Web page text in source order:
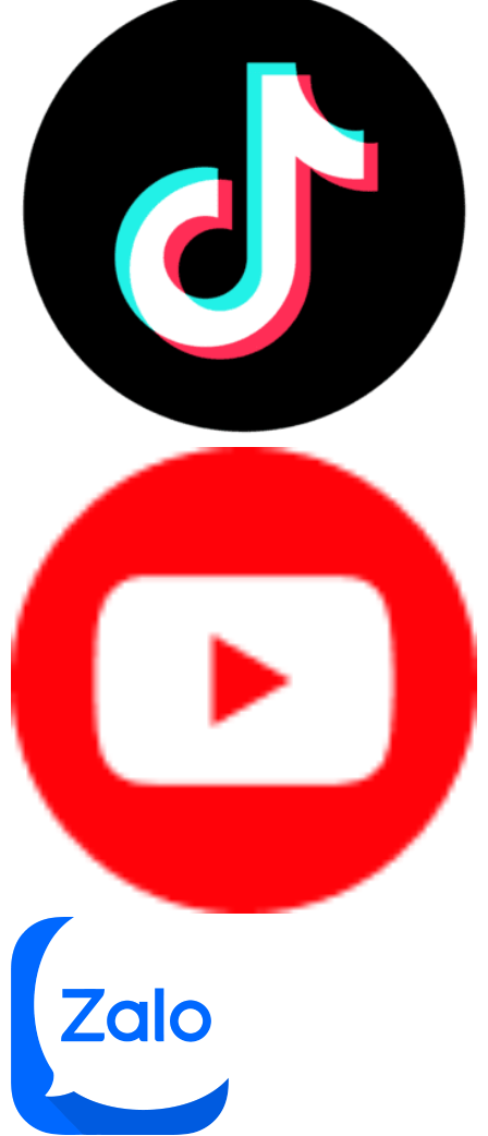
Cổng kết nối đầy đủ và đa dạng
Laptop HP ProBook 440 G11 được trang bị đầy đủ các cổng kết nối
đa dạng như sau: 2 USB Type-C® 20Gbps signaling rate (USB Power
Delivery, DisplayPort™ 1.4, HP Sleep and Charge); 2 USB Type-A
5Gbps signaling rate (1 charging, 1 power); 1 HDMI 2.1; 1 stereo
headphone/microphone combo jack; 1 RJ-45HDMI cable sold
separately.
Mua Laptop HP ProBook 440 G11 chính hãng tại Máy tính
CDC - Đại lý uy tín từ HP
Các bạn có thể dễ dàng mua Laptop HP ProBook 440 G11 tại Máy
Tính CDC bằng cách:
Mua hàng trực tiếp tại cửa hàng ở địa chỉ: C18, Lô 9,
Nội hoặc 51/1 Giải Phóng, Phường 4, Quận Tân Bình, TP
Hồ Chí Minh
https://maytinhcdc.vn/
Mua hàng qua số điện thoại hotline: 0983.366.022 để
được gặp đội ngũ kỹ thuật viên tư vấn cụ thể và nhanh
nhất.
Máy Tính CDC là một trong những nhà phân phối chính hãng được
ủy quyền bởi HP. Chúng tôi cam kết về chất lượng cũng như giá
Công ty Cổ phần Vật tư và Thiết bị văn phòng CDC
Trụ sở chính: C18, Lô 9, KĐTM. Định Công, P. Định Công, Q. Hoàng
Mai, TP. Hà Nội
CN.HCM: 51/1 Giải Phóng, Phường 4, Quận Tân Bình, TP Hồ Chí
Facebook:https://www.facebook.com/maytinhcdc.vn/